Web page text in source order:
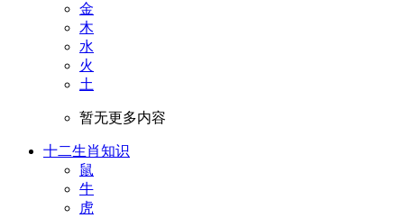
金
木
水
火
土
暂无更多内容
十二生肖知识
鼠
牛
虎